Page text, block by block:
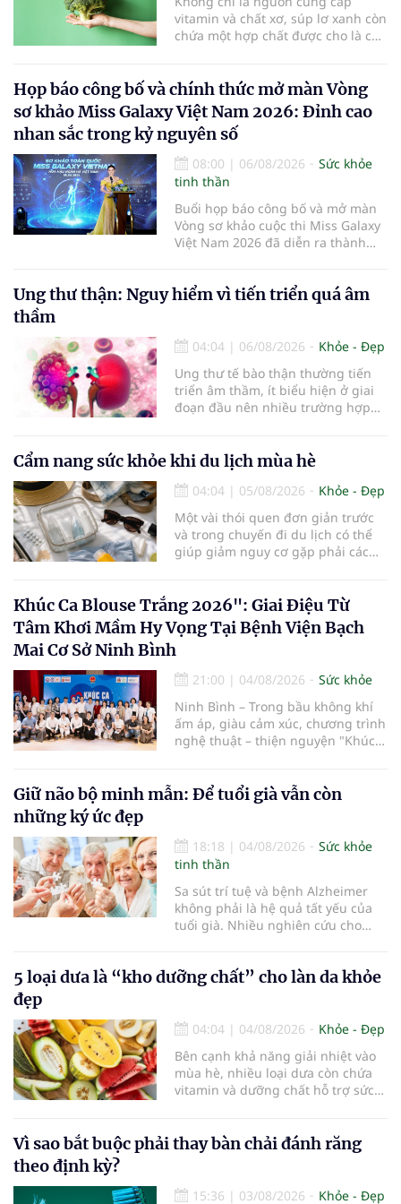
tương lai.
vitamin và chất xơ, súp lơ xanh còn
chứa một hợp chất được cho là có
Họp báo công bố và chính thức mở màn Vòng
sơ khảo Miss Galaxy Việt Nam 2026: Đỉnh cao
nhan sắc trong kỷ nguyên số
08:00 | 06/08/2026
Sức khỏe
tinh thần
Buổi họp báo công bố và mở màn
Vòng sơ khảo cuộc thi Miss Galaxy
Việt Nam 2026 đã diễn ra thành
sắc quy mô, khác biệt và tiên
lĩnh, Văn hóa và Công nghệ số
Ung thư thận: Nguy hiểm vì tiến triển quá âm
thầm
04:04 | 06/08/2026
Khỏe - Đẹp
Ung thư tế bào thận thường tiến
triển âm thầm, ít biểu hiện ở giai
đoạn đầu nên nhiều trường hợp
Trường hợp một bệnh nhân 79 tuổi
có khối u tăng gấp đôi kích thước
chỉ sau 4 tháng theo dõi là lời cảnh
báo về sự cần thiết của việc khám
sức khỏe định kỳ, đặc biệt ở người
cao tuổi.
Cẩm nang sức khỏe khi du lịch mùa hè
04:04 | 05/08/2026
Khỏe - Đẹp
Một vài thói quen đơn giản trước
và trong chuyến đi du lịch có thể
giúp giảm nguy cơ gặp phải các
Khúc Ca Blouse Trắng 2026": Giai Điệu Từ
Tâm Khơi Mầm Hy Vọng Tại Bệnh Viện Bạch
Mai Cơ Sở Ninh Bình
21:00 | 04/08/2026
Sức khỏe
Ninh Bình – Trong bầu không khí
ấm áp, giàu cảm xúc, chương trình
nghệ thuật – thiện nguyện "Khúc
điểm dừng chân đầu tiên tại Bệnh
viện Bạch Mai cơ sở Ninh Bình.
Giữ não bộ minh mẫn: Để tuổi già vẫn còn
những ký ức đẹp
18:18 | 04/08/2026
Sức khỏe
tinh thần
Sa sút trí tuệ và bệnh Alzheimer
không phải là hệ quả tất yếu của
tuổi già. Nhiều nghiên cứu cho
rèn luyện trí não mỗi ngày có thể
tuổi gìn giữ trí nhớ và sống độc lập
5 loại dưa là “kho dưỡng chất” cho làn da khỏe
đẹp
04:04 | 04/08/2026
Khỏe - Đẹp
Bên cạnh khả năng giải nhiệt vào
mùa hè, nhiều loại dưa còn chứa
vitamin và dưỡng chất hỗ trợ sức
Vì sao bắt buộc phải thay bàn chải đánh răng
theo định kỳ?
15:36 | 03/08/2026
Khỏe - Đẹp